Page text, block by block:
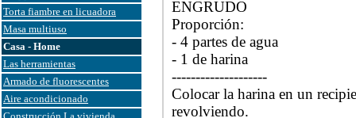
Torta fiambre en licuadora
Masa multiuso
Casa - Home
Las herramientas
Armado de fluorescentes
Aire acondicionado
ENGRUDO
Proporción:
- 4 partes de agua
- 1 de harina
--------------------
Colocar la harina en un
revolviendo.